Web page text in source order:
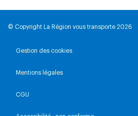
© Copyright La Région vous transporte 2026
Gestion des cookies
Mentions légales
CGU